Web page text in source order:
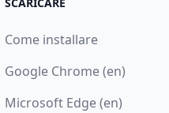
Come installare
Google Chrome (en)
Microsoft Edge (en)